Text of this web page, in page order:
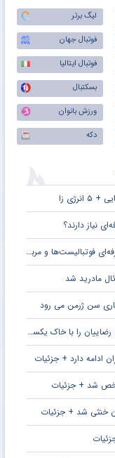
لیگ برتر
فوتبال جهان
فوتبال ایتالیا
بسکتبال
ورزش بانوان
دکه
زا
نیاز دارند؟
و مربیان
مادرید شد
پاری سن ژرمن می رود
با خاک یکسان کرد + جزئیات
ادامه دارد + جزئیات
شد + جزئیات
خنثی شد + جزئیات